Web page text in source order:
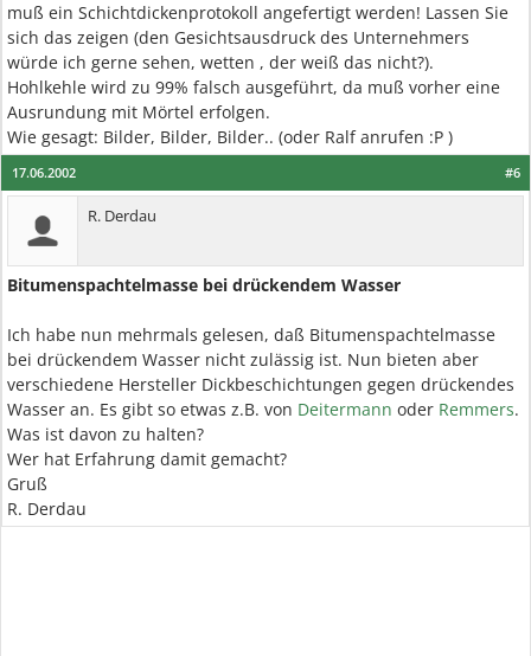
muß ein Schichtdickenprotokoll angefertigt werden! Lassen Sie
sich das zeigen (den Gesichtsausdruck des Unternehmers
würde ich gerne sehen, wetten , der weiß das nicht?).
Hohlkehle wird zu 99% falsch ausgeführt, da muß vorher eine
Ausrundung mit Mörtel erfolgen.
Wie gesagt: Bilder, Bilder, Bilder.. (oder Ralf anrufen :P )
#6
17.06.2002
R. Derdau
Bitumenspachtelmasse bei drückendem Wasser
Ich habe nun mehrmals gelesen, daß Bitumenspachtelmasse
bei drückendem Wasser nicht zulässig ist. Nun bieten aber
verschiedene Hersteller Dickbeschichtungen gegen drückendes
Wasser an. Es gibt so etwas z.B. von Deitermann oder Remmers.
Was ist davon zu halten?
Wer hat Erfahrung damit gemacht?
Gruß
R. Derdau